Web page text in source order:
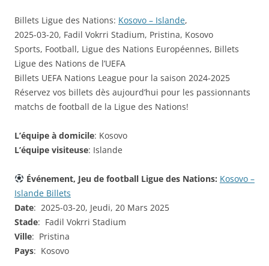
Billets Ligue des Nations: Kosovo – Islande,
2025-03-20, Fadil Vokrri Stadium, Pristina, Kosovo
Sports, Football, Ligue des Nations Européennes, Billets
Ligue des Nations de l’UEFA
Billets UEFA Nations League pour la saison 2024-2025
Réservez vos billets dès aujourd’hui pour les passionnants
matchs de football de la Ligue des Nations!
L’équipe à domicile: Kosovo
L’équipe visiteuse: Islande
Événement, Jeu de football Ligue des Nations: Kosovo –
Islande Billets
Date: 2025-03-20, Jeudi, 20 Mars 2025
Stade: Fadil Vokrri Stadium
Ville: Pristina
Pays: Kosovo